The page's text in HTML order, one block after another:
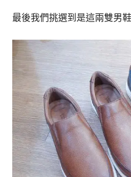
最後我們挑選到是這兩雙男鞋